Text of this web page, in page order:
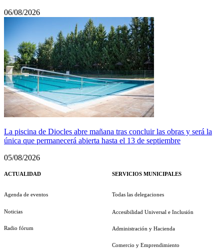
06/08/2026
La piscina de Diocles abre mañana tras concluir las obras y será la
única que permanecerá abierta hasta el 13 de septiembre
05/08/2026
ACTUALIDAD
Agenda de eventos
Noticias
Radio fórum
SERVICIOS MUNICIPALES
Todas las delegaciones
Accesibilidad Universal e Inclusión
Administración y Hacienda
Comercio y Emprendimiento